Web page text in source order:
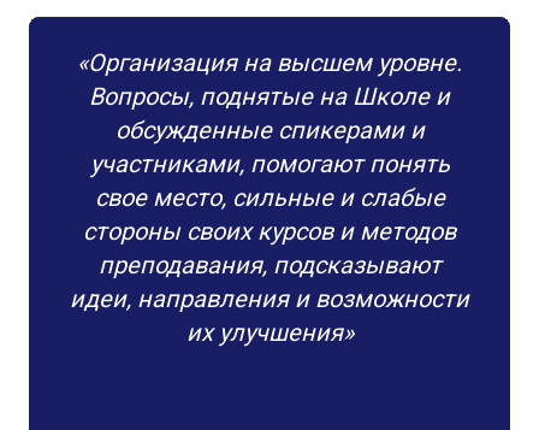
«Организация на высшем уровне.
Вопросы, поднятые на Школе и
обсужденные спикерами и
участниками, помогают понять
свое место, сильные и слабые
стороны своих курсов и методов
преподавания, подсказывают
идеи, направления и возможности
их улучшения»